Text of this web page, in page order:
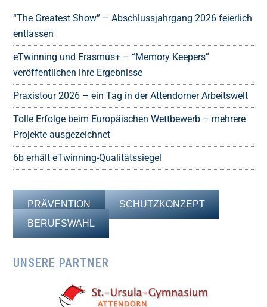
“The Greatest Show” – Abschlussjahrgang 2026 feierlich
entlassen
eTwinning und Erasmus+ – “Memory Keepers”
veröffentlichen ihre Ergebnisse
Praxistour 2026 – ein Tag in der Attendorner Arbeitswelt
Tolle Erfolge beim Europäischen Wettbewerb – mehrere
Projekte ausgezeichnet
6b erhält eTwinning-Qualitätssiegel
PRÄVENTION
SCHUTZKONZEPT
BERUFSWAHL
UNSERE PARTNER